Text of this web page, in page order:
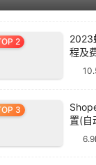
2023
程及
置(自